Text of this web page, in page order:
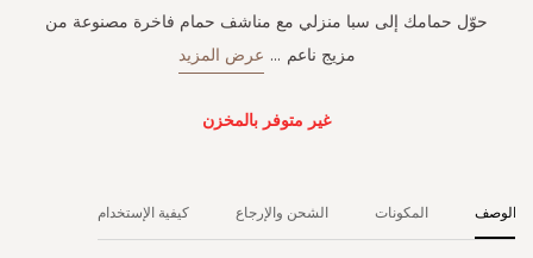
حوّل حمامك إلى سبا منزلي مع مناشف حمام فاخرة مصنوعة من
مزيج ناعم ... عرض المزيد
غير متوفر بالمخزن
الوصف المكونات الشحن والإرجاع كيفية الإستخدام